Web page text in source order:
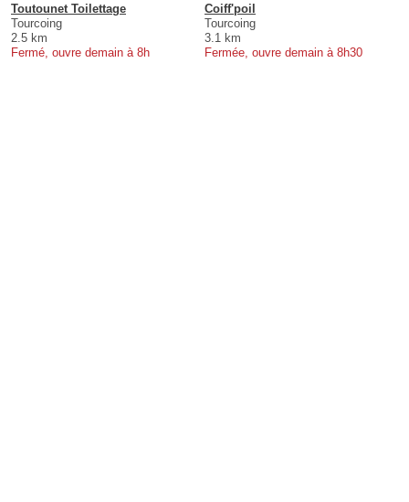
Toutounet Toilettage
Tourcoing
2.5 km
Fermé, ouvre demain à 8h
Coiff'poil
Tourcoing
3.1 km
Fermée, ouvre demain à 8h30